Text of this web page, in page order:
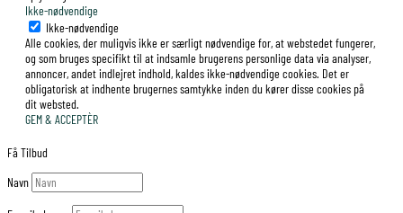
Ikke-nødvendige
Ikke-nødvendige
Alle cookies, der muligvis ikke er særligt nødvendige for, at webstedet fungerer,
og som bruges specifikt til at indsamle brugerens personlige data via analyser,
annoncer, andet indlejret indhold, kaldes ikke-nødvendige cookies. Det er
obligatorisk at indhente brugernes samtykke inden du kører disse cookies på
dit websted.
GEM & ACCEPTÈR
Få Tilbud
Navn